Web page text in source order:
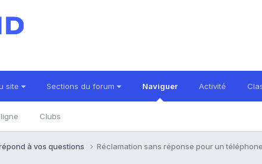
site Sections du forum Naviguer
Clubs
Activité
à vos questions Réclamation sans réponse pour un